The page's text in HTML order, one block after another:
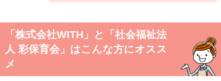
「株式会社WITH」と「社会福祉法
人 彩保育会」はこんな方にオスス
メ